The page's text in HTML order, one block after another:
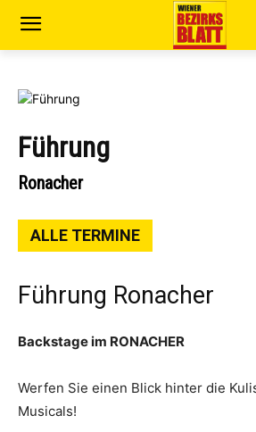
Führung
Ronacher
ALLE TERMINE
Führung Ronacher
Backstage im RONACHER
Werfen Sie einen Blick hinter die
Musicals!